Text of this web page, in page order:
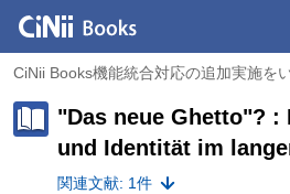
CiNii Books機能統合対応の追加実施を
"Das neue Ghetto"? :
und Identität im
関連文献: 1件